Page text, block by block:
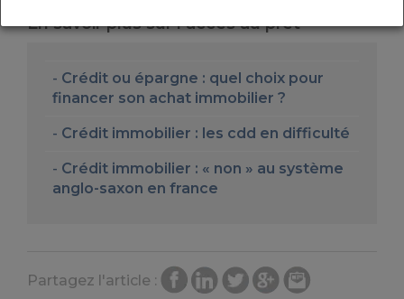
En savoir plus sur l’accès au prêt
Crédit ou épargne : quel choix pour
financer son achat immobilier ?
Crédit immobilier : les cdd en difficulté
Crédit immobilier : « non » au système
anglo-saxon en france
Partagez l'article :